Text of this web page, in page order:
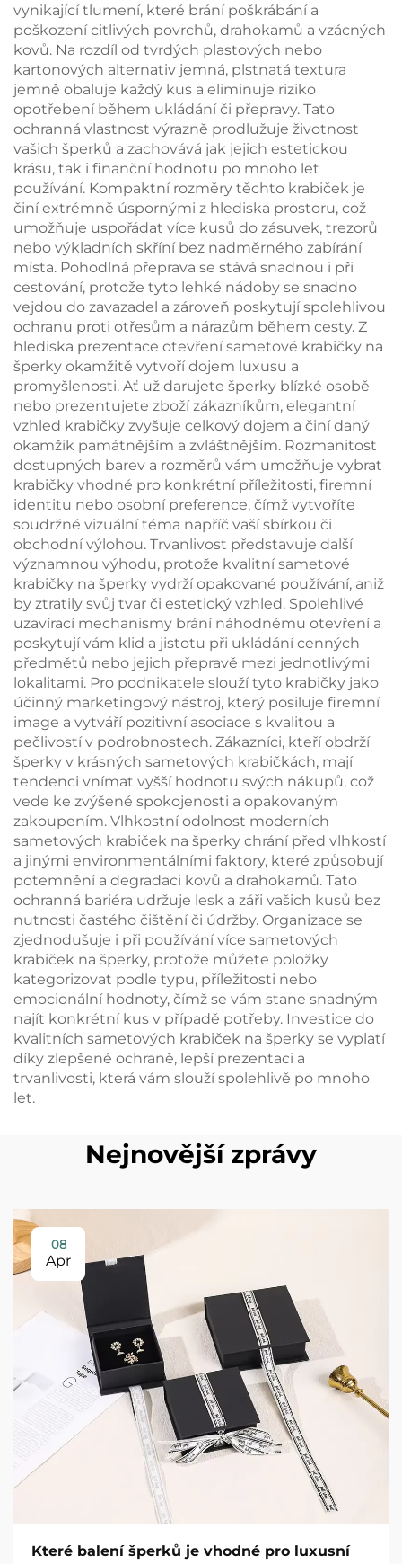
vynikající tlumení, které brání poškrábání a
poškození citlivých povrchů, drahokamů a vzácných
kovů. Na rozdíl od tvrdých plastových nebo
kartonových alternativ jemná, plstnatá textura
jemně obaluje každý kus a eliminuje riziko
opotřebení během ukládání či přepravy. Tato
ochranná vlastnost výrazně prodlužuje životnost
vašich šperků a zachovává jak jejich estetickou
krásu, tak i finanční hodnotu po mnoho let
používání. Kompaktní rozměry těchto krabiček je
činí extrémně úspornými z hlediska prostoru, což
umožňuje uspořádat více kusů do zásuvek, trezorů
nebo výkladních skříní bez nadměrného zabírání
místa. Pohodlná přeprava se stává snadnou i při
cestování, protože tyto lehké nádoby se snadno
vejdou do zavazadel a zároveň poskytují spolehlivou
ochranu proti otřesům a nárazům během cesty. Z
hlediska prezentace otevření sametové krabičky na
šperky okamžitě vytvoří dojem luxusu a
promyšlenosti. Ať už darujete šperky blízké osobě
nebo prezentujete zboží zákazníkům, elegantní
vzhled krabičky zvyšuje celkový dojem a činí daný
okamžik památnějším a zvláštnějším. Rozmanitost
dostupných barev a rozměrů vám umožňuje vybrat
krabičky vhodné pro konkrétní příležitosti, firemní
identitu nebo osobní preference, čímž vytvoříte
soudržné vizuální téma napříč vaší sbírkou či
obchodní výlohou. Trvanlivost představuje další
významnou výhodu, protože kvalitní sametové
krabičky na šperky vydrží opakované používání, aniž
by ztratily svůj tvar či estetický vzhled. Spolehlivé
uzavírací mechanismy brání náhodnému otevření a
poskytují vám klid a jistotu při ukládání cenných
předmětů nebo jejich přepravě mezi jednotlivými
lokalitami. Pro podnikatele slouží tyto krabičky jako
účinný marketingový nástroj, který posiluje firemní
image a vytváří pozitivní asociace s kvalitou a
pečlivostí v podrobnostech. Zákazníci, kteří obdrží
šperky v krásných sametových krabičkách, mají
tendenci vnímat vyšší hodnotu svých nákupů, což
vede ke zvýšené spokojenosti a opakovaným
zakoupením. Vlhkostní odolnost moderních
sametových krabiček na šperky chrání před vlhkostí
a jinými environmentálními faktory, které způsobují
potemnění a degradaci kovů a drahokamů. Tato
ochranná bariéra udržuje lesk a záři vašich kusů bez
nutnosti častého čištění či údržby. Organizace se
zjednodušuje i při používání více sametových
krabiček na šperky, protože můžete položky
kategorizovat podle typu, příležitosti nebo
emocionální hodnoty, čímž se vám stane snadným
najít konkrétní kus v případě potřeby. Investice do
kvalitních sametových krabiček na šperky se vyplatí
díky zlepšené ochraně, lepší prezentaci a
trvanlivosti, která vám slouží spolehlivě po mnoho
let.
Nejnovější zprávy
08
Apr
Které balení šperků je vhodné pro luxusní